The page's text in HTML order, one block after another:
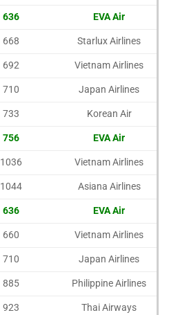
636 EVA Air
668 Starlux Airlines
692 Vietnam Airlines
710 Japan Airlines
733 Korean Air
756 EVA Air
1036 Vietnam Airlines
1044 Asiana Airlines
636 EVA Air
660 Vietnam Airlines
710 Japan Airlines
885 Philippine Airlines
923 Thai Airways